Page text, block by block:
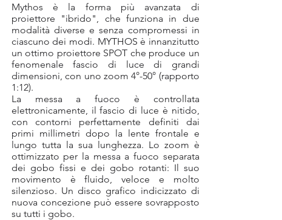
Mythos è la forma più avanzata di
proiettore "ibrido", che funziona in due
modalità diverse e senza compromessi in
ciascuno dei modi. MYTHOS è innanzitutto
un ottimo proiettore SPOT che produce un
fenomenale fascio di luce di grandi
dimensioni, con uno zoom 4°-50° (rapporto
1:12).
La messa a fuoco è controllata
elettronicamente, il fascio di luce è nitido,
con contorni perfettamente definiti dai
primi millimetri dopo la lente frontale e
lungo tutta la sua lunghezza. Lo zoom è
ottimizzato per la messa a fuoco separata
dei gobo fissi e dei gobo rotanti: Il suo
movimento è fluido, veloce e molto
silenzioso. Un disco grafico indicizzato di
nuova concezione può essere sovrapposto
su tutti i gobo.